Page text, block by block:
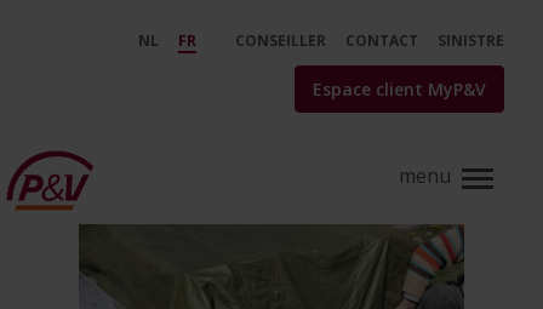
Assurance remorque :
NL FR CONSEILLER CONTACT SINISTRE
Espace client MyP&V